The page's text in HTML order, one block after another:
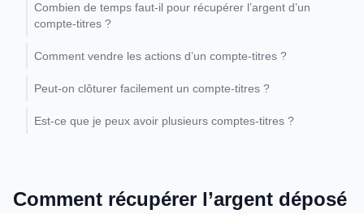
Combien de temps faut-il pour récupérer l’argent d’un
compte-titres ?
Comment vendre les actions d’un compte-titres ?
Peut-on clôturer facilement un compte-titres ?
Est-ce que je peux avoir plusieurs comptes-titres ?
Comment récupérer l’argent déposé